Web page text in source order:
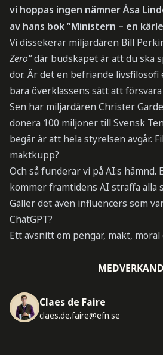
vi hoppas ingen nämner Åsa
av hans bok ”Ministern – en
Vi dissekerar miljardären Bill
Zero”där budskapet är att du ska
dör. Är det en befriande livsfilosofi
bara överklassens sätt att
Sen har miljardären Christer
donera 100 miljoner till Svensk
begär är att hela styrelsen avgår.
maktkupp?
Och så funderar vi på AI:s hämnd.
kommer framtidens AI straffa alla
Gäller det även influencers som
ChatGPT?
Ett avsnitt om pengar, makt,
Claes de Faire
claes.de.faire@efn.se